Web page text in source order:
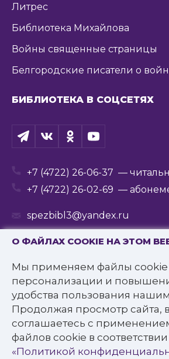
О ФАЙЛАХ COOKIE НА ЭТОМ
Мы применяем файлы cookie
персонализации и
удобства пользования
Продолжая просмотр сайта,
соглашаетесь с
файлов cookie в соответствии
«Политикой
Литрес
Библиотека Михайлова
Войны священные страницы
Белгородские писатели о
БИБЛИОТЕКА В СОЦСЕТЯХ
+7 (4722) 26-06-37 —
+7 (4722) 26-02-69 —
spezbibl3@yandex.ru
© 2016—2022 Государственное
учреждение культуры
«Белгородская государственная
библиотека для слепых им. В.Я.
Все права защищены.
Политика конфиденциальности